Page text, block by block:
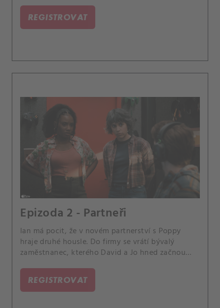
REGISTROVAT
Epizoda 2 - Partneři
Ian má pocit, že v novém partnerství s Poppy
hraje druhé housle. Do firmy se vrátí bývalý
zaměstnanec, kterého David a Jo hned začnou
REGISTROVAT